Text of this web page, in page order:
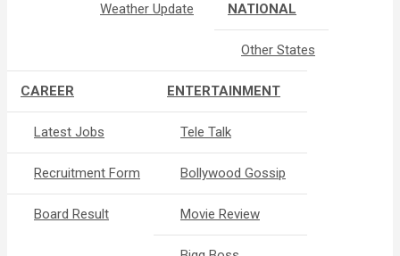
Weather Update NATIONAL
Other States
CAREER
Latest Jobs
Recruitment Form
Board Result
ENTERTAINMENT
Tele Talk
Bollywood Gossip
Movie Review